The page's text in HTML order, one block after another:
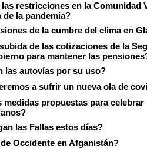
restricciones en la Comunidad
de la pandemia?
de la cumbre del clima en
de las cotizaciones de la
para mantener las
las autovías por su uso?
a sufrir un nueva ola de
medidas propuestas para celebrar
las Fallas estos días?
Occidente en Afganistán?